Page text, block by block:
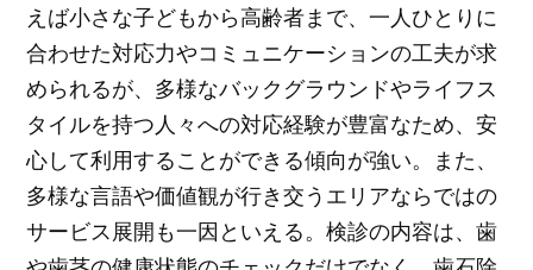
えば小さな子どもから高齢者まで、一人ひとりに
合わせた対応力やコミュニケーションの工夫が求
められるが、多様なバックグラウンドやライフス
タイルを持つ人々への対応経験が豊富なため、安
心して利用することができる傾向が強い。また、
多様な言語や価値観が行き交うエリアならではの
サービス展開も一因といえる。検診の内容は、歯